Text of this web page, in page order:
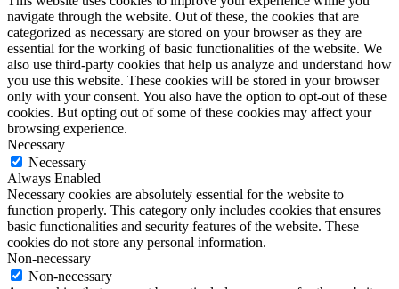
navigate through the website. Out of these, the cookies that are
categorized as necessary are stored on your browser as they are
essential for the working of basic functionalities of the website. We
also use third-party cookies that help us analyze and understand how
you use this website. These cookies will be stored in your browser
only with your consent. You also have the option to opt-out of these
cookies. But opting out of some of these cookies may affect your
browsing experience.
Necessary
Necessary
Always Enabled
Necessary cookies are absolutely essential for the website to
function properly. This category only includes cookies that ensures
basic functionalities and security features of the website. These
cookies do not store any personal information.
Non-necessary
Non-necessary